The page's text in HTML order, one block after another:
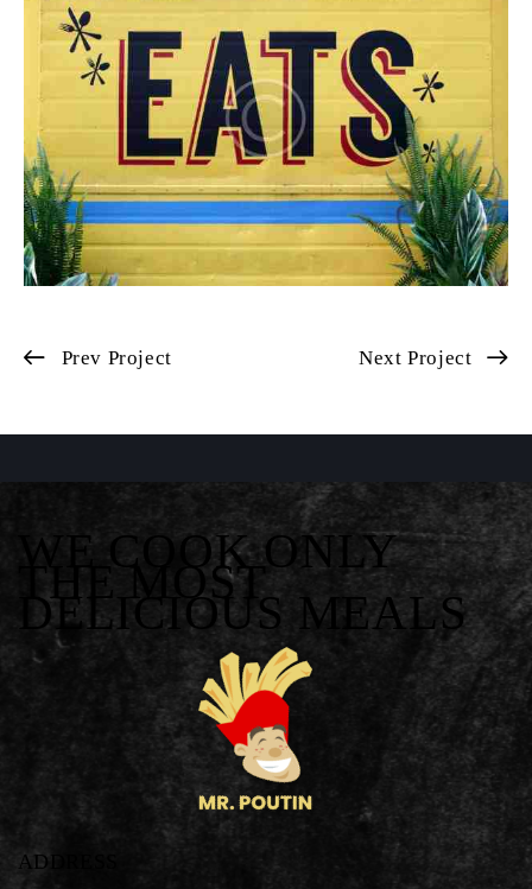
Prev Project Next Project
WE COOK ONLY
THE MOST
DELICIOUS MEALS
ADDRESS